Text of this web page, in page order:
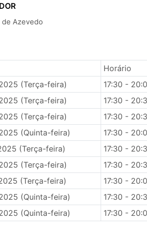
Azevedo
Horário
(Terça-feira) 17:30 -
(Terça-feira) 17:30 -
(Terça-feira) 17:30 -
(Quinta-feira) 17:30 -
(Terça-feira) 17:30 -
(Terça-feira) 17:30 -
(Terça-feira) 17:30 -
(Quinta-feira) 17:30 -
(Quinta-feira) 17:30 -